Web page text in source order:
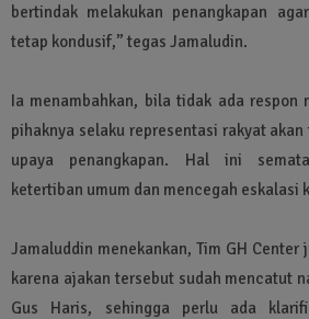
bertindak melakukan penangkapan
tetap kondusif,” tegas Jamaludin.
Ia menambahkan, bila tidak ada respon
pihaknya selaku representasi rakyat
upaya penangkapan. Hal ini
ketertiban umum dan mencegah eskalasi
Jamaluddin menekankan, Tim GH Center
karena ajakan tersebut sudah mencatut
Gus Haris, sehingga perlu ada